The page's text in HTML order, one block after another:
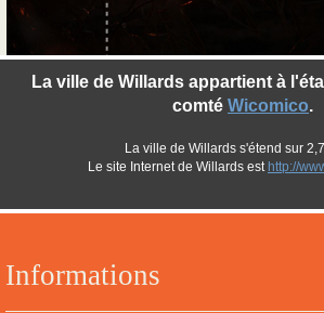
Informations
La ville de Willards appartient à
comté Wicomico.
La ville de Willards s'étend sur
Le site Internet de Willards est http://